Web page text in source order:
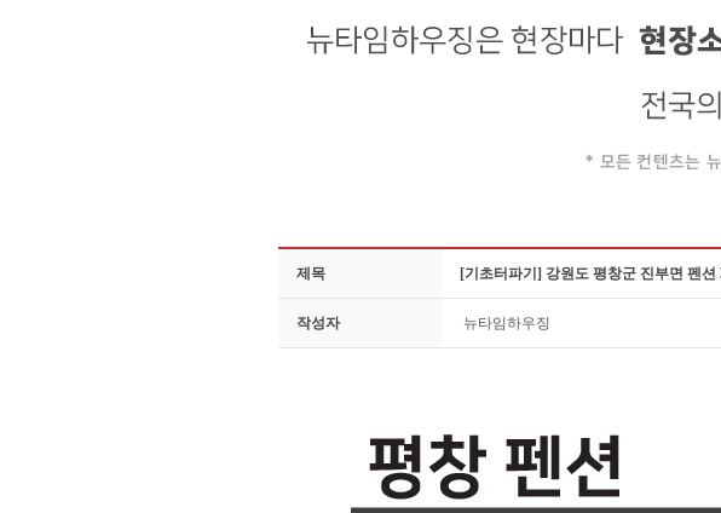
제목 [기초터파기] 강원도 평창군 진부면 펜션
작성자 뉴타임하우징